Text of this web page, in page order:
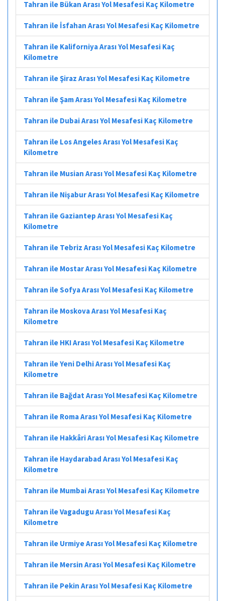
Tahran ile Bükan Arası Yol Mesafesi Kaç Kilometre
Tahran ile İsfahan Arası Yol Mesafesi Kaç Kilometre
Tahran ile Kaliforniya Arası Yol Mesafesi Kaç
Kilometre
Tahran ile Şiraz Arası Yol Mesafesi Kaç Kilometre
Tahran ile Şam Arası Yol Mesafesi Kaç Kilometre
Tahran ile Dubai Arası Yol Mesafesi Kaç Kilometre
Tahran ile Los Angeles Arası Yol Mesafesi Kaç
Kilometre
Tahran ile Musian Arası Yol Mesafesi Kaç Kilometre
Tahran ile Nişabur Arası Yol Mesafesi Kaç Kilometre
Tahran ile Gaziantep Arası Yol Mesafesi Kaç
Kilometre
Tahran ile Tebriz Arası Yol Mesafesi Kaç Kilometre
Tahran ile Mostar Arası Yol Mesafesi Kaç Kilometre
Tahran ile Sofya Arası Yol Mesafesi Kaç Kilometre
Tahran ile Moskova Arası Yol Mesafesi Kaç
Kilometre
Tahran ile HKI Arası Yol Mesafesi Kaç Kilometre
Tahran ile Yeni Delhi Arası Yol Mesafesi Kaç
Kilometre
Tahran ile Bağdat Arası Yol Mesafesi Kaç Kilometre
Tahran ile Roma Arası Yol Mesafesi Kaç Kilometre
Tahran ile Hakkâri Arası Yol Mesafesi Kaç Kilometre
Tahran ile Haydarabad Arası Yol Mesafesi Kaç
Kilometre
Tahran ile Mumbai Arası Yol Mesafesi Kaç Kilometre
Tahran ile Vagadugu Arası Yol Mesafesi Kaç
Kilometre
Tahran ile Urmiye Arası Yol Mesafesi Kaç Kilometre
Tahran ile Mersin Arası Yol Mesafesi Kaç Kilometre
Tahran ile Pekin Arası Yol Mesafesi Kaç Kilometre